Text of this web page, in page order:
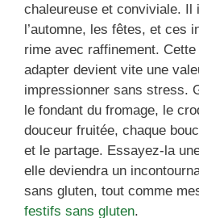
chaleureuse et conviviale. Il
l’automne, les fêtes, et ces
rime avec raffinement.
adapter devient vite une
impressionner sans stress.
le fondant du fromage, le
douceur fruitée, chaque
et le partage. Essayez-la
elle deviendra un
sans gluten, tout comme
festifs sans gluten.